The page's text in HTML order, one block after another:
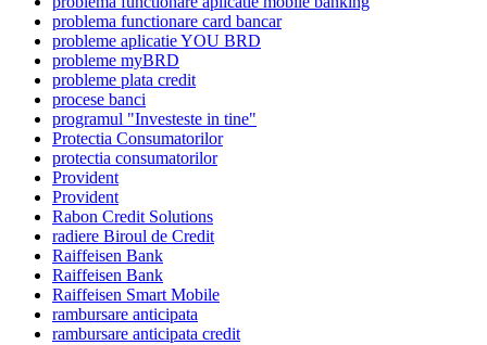
problema functionare card bancar
probleme aplicatie YOU BRD
probleme myBRD
probleme plata credit
procese banci
programul "Investeste in tine"
Protectia Consumatorilor
protectia consumatorilor
Provident
Provident
Rabon Credit Solutions
radiere Biroul de Credit
Raiffeisen Bank
Raiffeisen Bank
Raiffeisen Smart Mobile
rambursare anticipata
rambursare anticipata credit